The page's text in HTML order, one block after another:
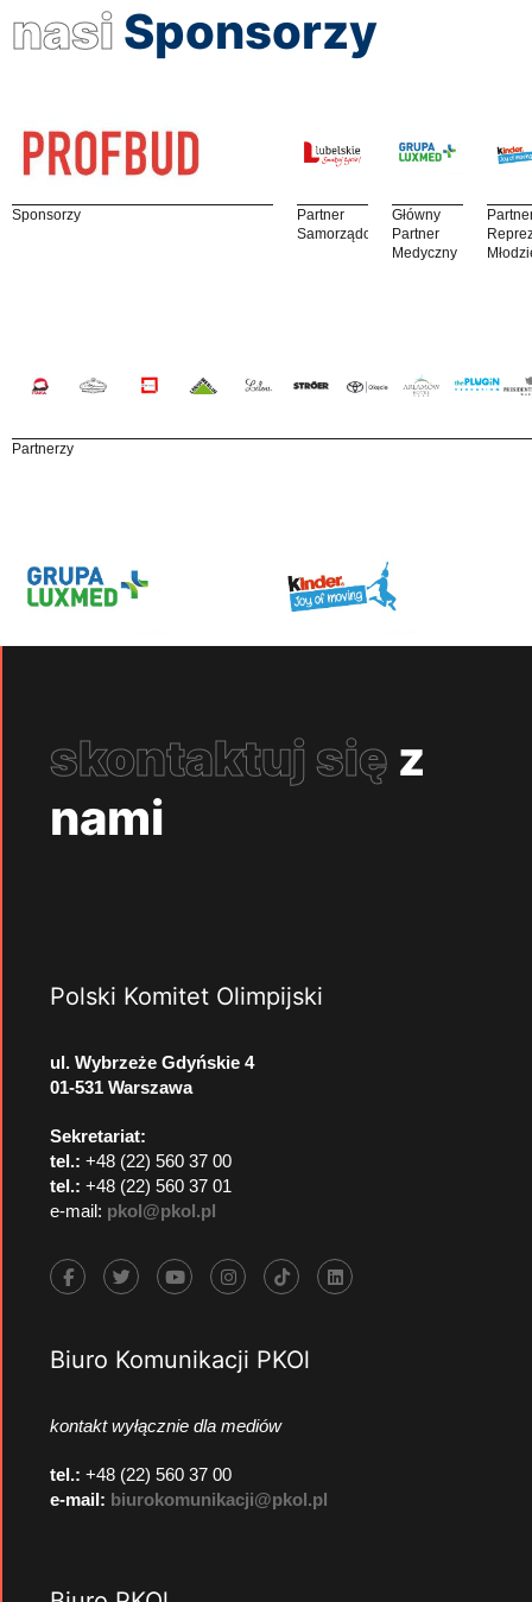
nasi Sponsorzy
Sponsorzy
Partner
Samorządowy
Główny
Partner
Medyczny
Partnerzy
skontaktuj się z
nami
Polski Komitet Olimpijski
ul. Wybrzeże Gdyńskie 4
01-531 Warszawa
Sekretariat:
tel.: +48 (22) 560 37 00
tel.: +48 (22) 560 37 01
e-mail: pkol@pkol.pl
Biuro Komunikacji PKOl
kontakt wyłącznie dla mediów
tel.: +48 (22) 560 37 00
e-mail: biurokomunikacji@pkol.pl